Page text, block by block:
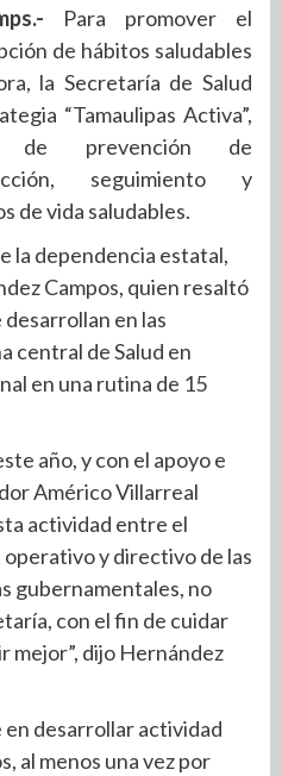
Para promover el
de hábitos saludables
la Secretaría de Salud
“Tamaulipas Activa”,
de prevención de
seguimiento y
de vida saludables.
la dependencia estatal,
Campos, quien resaltó
en las
central de Salud en
en una rutina de 15
año, y con el apoyo e
Américo Villarreal
actividad entre el
y directivo de las
gubernamentales, no
con el fin de cuidar
mejor”, dijo Hernández
desarrollar actividad
al menos una vez por